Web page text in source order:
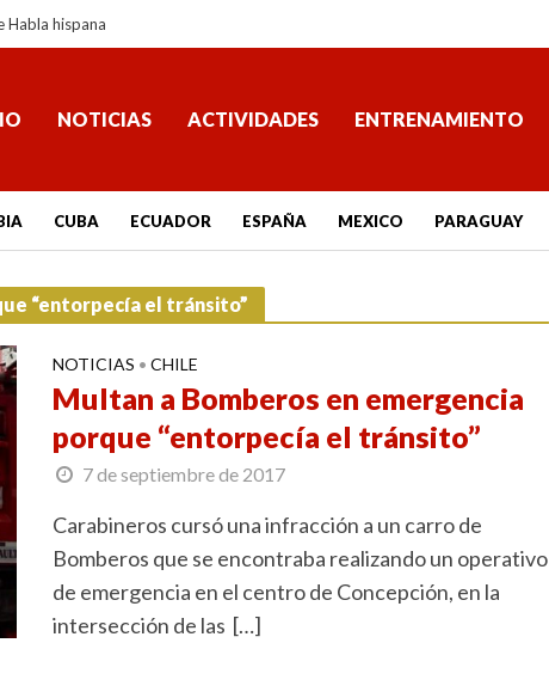
Habla hispana
NOTICIAS ACTIVIDADES ENTRENAMIENTO
CUBA ECUADOR ESPAÑA MEXICO PARAGUAY
“entorpecía el tránsito”
NOTICIAS • CHILE
Multan a Bomberos en emergencia
porque “entorpecía el tránsito”
7 de septiembre de 2017
Carabineros cursó una infracción a un carro de
Bomberos que se encontraba realizando un operativo
de emergencia en el centro de Concepción, en la
intersección de las […]